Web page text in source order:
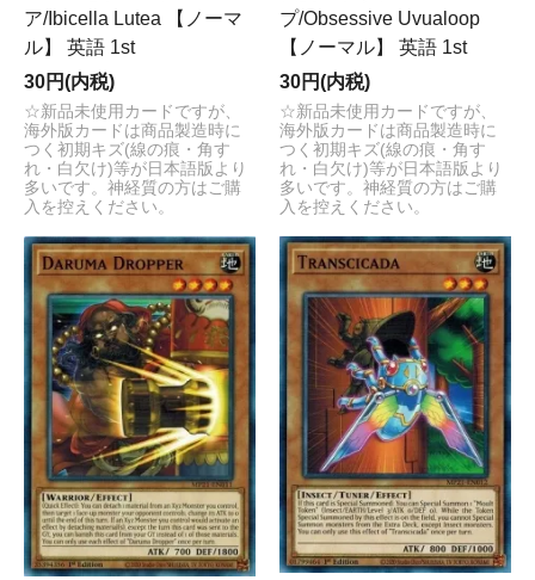
ア/Ibicella Lutea 【ノーマ
ル】 英語 1st
30円(内税)
☆新品未使用カードですが、
海外版カードは商品製造時に
つく初期キズ(線の痕・角す
れ・白欠け)等が日本語版より
多いです。神経質の方はご購
入を控えください。
プ/Obsessive Uvualoop
【ノーマル】 英語 1st
30円(内税)
☆新品未使用カードですが、
海外版カードは商品製造時に
つく初期キズ(線の痕・角す
れ・白欠け)等が日本語版より
多いです。神経質の方はご購
入を控えください。